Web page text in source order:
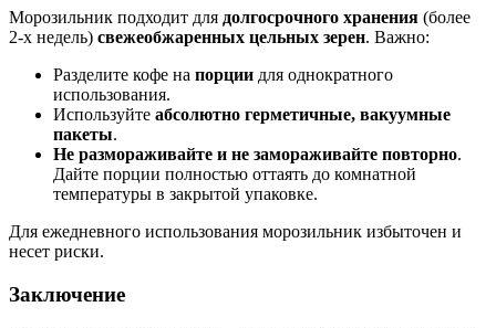
Морозильник подходит для долгосрочного хранения (более
2-х недель) свежеобжаренных цельных зерен. Важно:
Разделите кофе на порции для однократного
использования.
Используйте абсолютно герметичные, вакуумные
пакеты.
Не размораживайте и не замораживайте повторно.
Дайте порции полностью оттаять до комнатной
температуры в закрытой упаковке.
Для ежедневного использования морозильник избыточен и
несет риски.
Заключение